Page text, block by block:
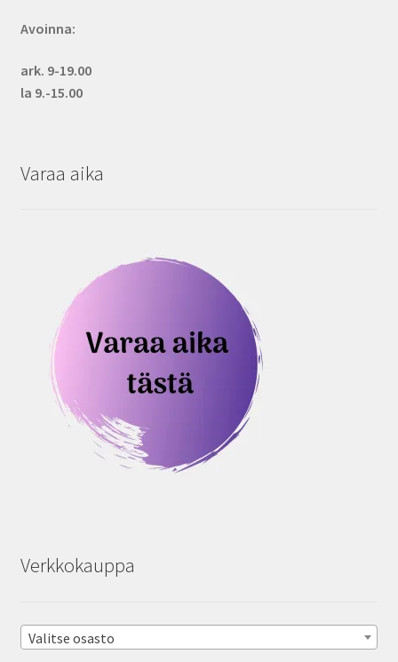
Avoinna:
ark. 9-19.00
la 9.-15.00
Varaa aika
Verkkokauppa
Valitse osasto